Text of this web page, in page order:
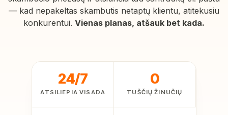
— kad nepakeltas skambutis netaptų klientu, atitekusiu
konkurentui. Vienas planas, atšauk bet kada.
24/7
ATSILIEPIA VISADA
0
TUŠČIŲ ŽINUČIŲ